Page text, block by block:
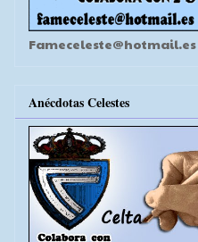
Fameceleste@hotmail.es
Anécdotas Celestes